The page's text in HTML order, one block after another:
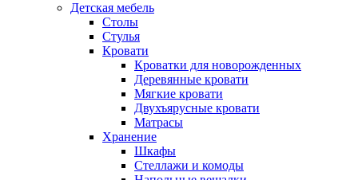
Детская мебель
Столы
Стулья
Кровати
Кроватки для новорожденных
Деревянные кровати
Мягкие кровати
Двухъярусные кровати
Матрасы
Хранение
Шкафы
Стеллажи и комоды